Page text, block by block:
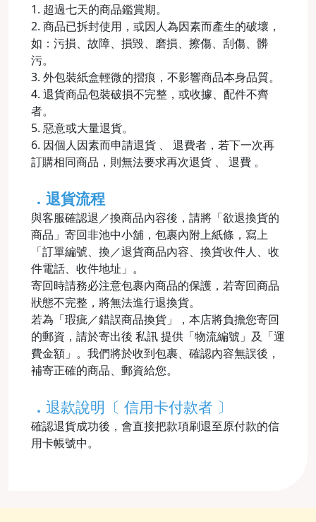
1. 超過七天的商品鑑賞期。
2. 商品已拆封使用，或因人為因素而產生的破壞，
如：污損、故障、損毀、磨損、擦傷、刮傷、髒
污。
3. 外包裝紙盒輕微的摺痕，不影響商品本身品質。
4. 退貨商品包裝破損不完整，或收據、配件不齊
者。
5. 惡意或大量退貨。
6. 因個人因素而申請退貨 、 退費者，若下一次再
訂購相同商品，則無法要求再次退貨 、 退費 。
．退貨流程
與客服確認退／換商品內容後，請將「欲退換貨的
商品」寄回非池中小舖，包裹內附上紙條，寫上
「訂單編號、換／退貨商品內容、換貨收件人、收
件電話、收件地址」。
寄回時請務必注意包裹內商品的保護，若寄回商品
狀態不完整，將無法進行退換貨。
若為「瑕疵／錯誤商品換貨」，本店將負擔您寄回
的郵資，請於寄出後 私訊 提供「物流編號」及「運
費金額」。我們將於收到包裹、確認內容無誤後，
補寄正確的商品、郵資給您。
． 退款說明〔 信用卡付款者 〕
確認退貨成功後，會直接把款項刷退至原付款的信
用卡帳號中。